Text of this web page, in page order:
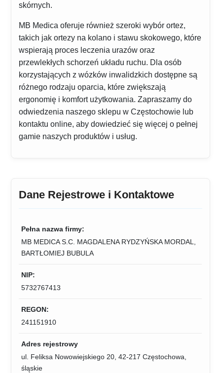
skórnych.
MB Medica oferuje również szeroki wybór ortez,
takich jak ortezy na kolano i stawu skokowego, które
wspierają proces leczenia urazów oraz
przewlekłych schorzeń układu ruchu. Dla osób
korzystających z wózków inwalidzkich dostępne są
różnego rodzaju oparcia, które zwiększają
ergonomię i komfort użytkowania. Zapraszamy do
odwiedzenia naszego sklepu w Częstochowie lub
kontaktu online, aby dowiedzieć się więcej o pełnej
gamie naszych produktów i usług.
Dane Rejestrowe i Kontaktowe
Pełna nazwa firmy:
MB MEDICA S.C. MAGDALENA RYDZYŃSKA MORDAL,
BARTŁOMIEJ BUBULA
NIP:
5732767413
REGON:
241151910
Adres rejestrowy
ul. Feliksa Nowowiejskiego 20, 42-217 Częstochowa,
śląskie